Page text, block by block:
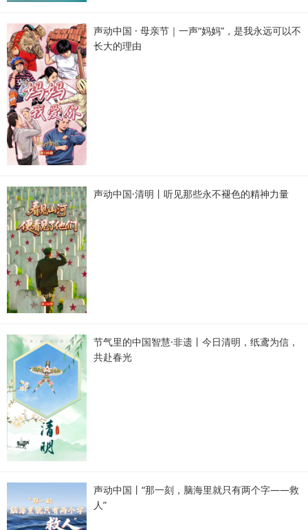
声动中国 · 母亲节｜一声“妈妈”，是我永远可以不
长大的理由
声动中国·清明丨听见那些永不褪色的精神力量
节气里的中国智慧·非遗丨今日清明，纸鸢为信，
共赴春光
声动中国丨“那一刻，脑海里就只有两个字——救
人”